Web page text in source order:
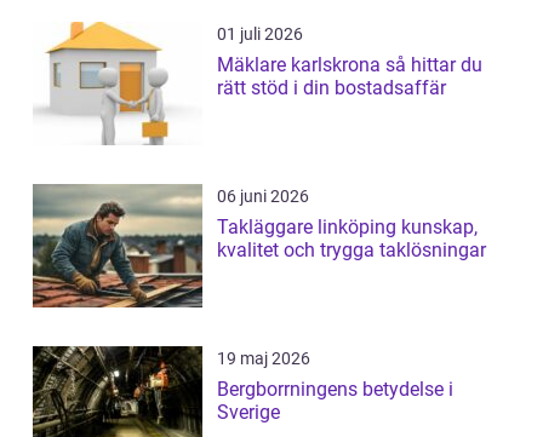
01 juli 2026
Mäklare karlskrona så hittar du
rätt stöd i din bostadsaffär
06 juni 2026
Takläggare linköping kunskap,
kvalitet och trygga taklösningar
19 maj 2026
Bergborrningens betydelse i
Sverige